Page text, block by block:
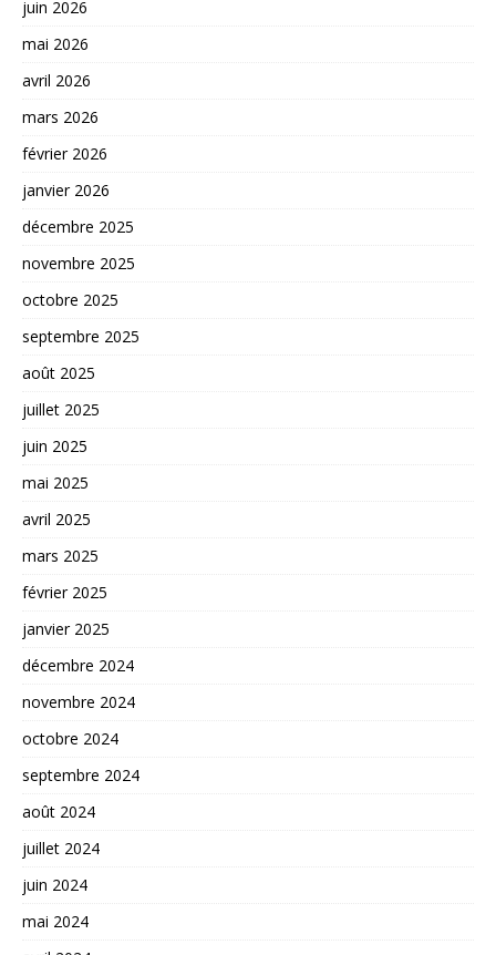
juin 2026
mai 2026
avril 2026
mars 2026
février 2026
janvier 2026
décembre 2025
novembre 2025
octobre 2025
septembre 2025
août 2025
juillet 2025
juin 2025
mai 2025
avril 2025
mars 2025
février 2025
janvier 2025
décembre 2024
novembre 2024
octobre 2024
septembre 2024
août 2024
juillet 2024
juin 2024
mai 2024